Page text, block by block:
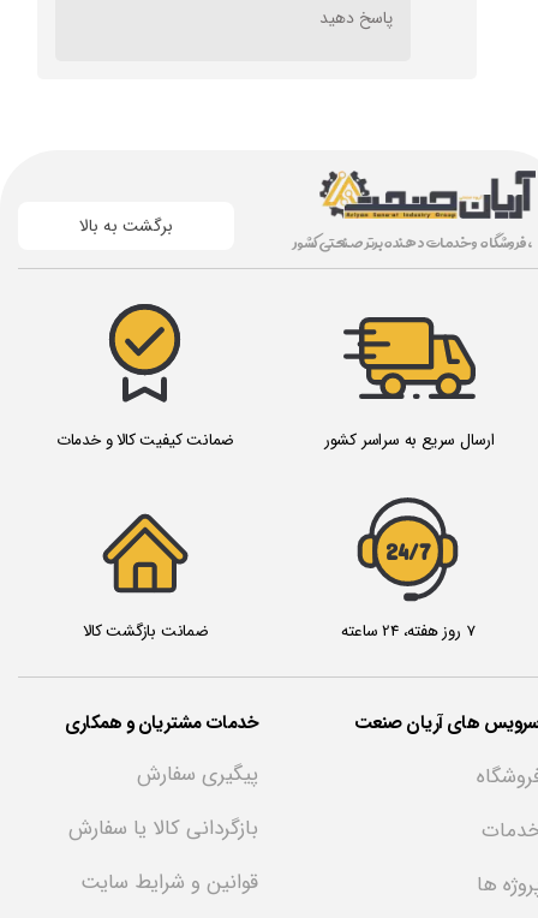
★ ★
پاسخ دهید
7 روز هفته، 24 ساعته ضمانت بازگشت کالا
ضمانت کیفیت کالا و خدمات
برگشت به بالا ، فروشگاه و خدمات دهنده برتر صنعتی کشور
های آریان صنعت خدمات مشتریان و همکاری
ها
پیگیری سفارش
بازگردانی کالا یا سفارش
قوانین و شرایط سایت
ارسال سریع به سراسر کشور
24/7